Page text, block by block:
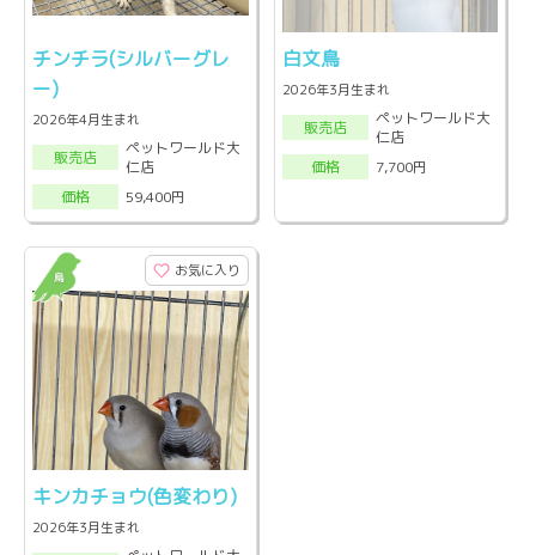
チンチラ(シルバーグレ
ー)
2026年4月生まれ
販売店
ペットワールド大
仁店
価格
59,400円
白文鳥
2026年3月生まれ
販売店
ペットワールド大
仁店
価格
7,700円
お気に入り
キンカチョウ(色変わり)
2026年3月生まれ